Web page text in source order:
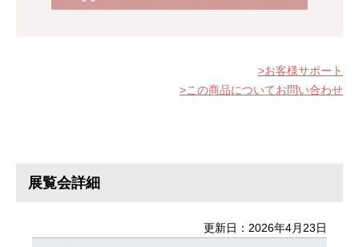
お客様サポート
この商品についてお問い合わせ
展覧会詳細
更新日：2026年4月23日